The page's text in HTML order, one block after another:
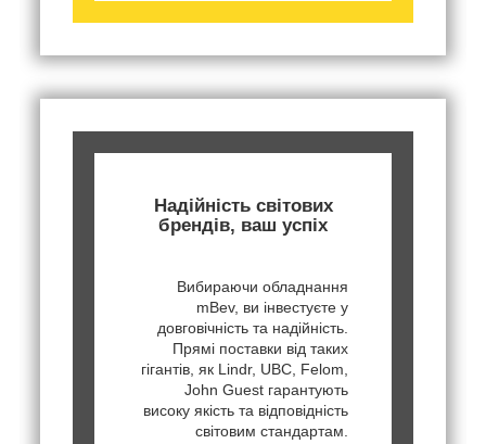
Надійність світових
брендів, ваш успіх
Вибираючи обладнання
mBev, ви інвестуєте у
довговічність та надійність.
Прямі поставки від таких
гігантів, як Lindr, UBC, Felom,
John Guest гарантують
високу якість та відповідність
світовим стандартам.